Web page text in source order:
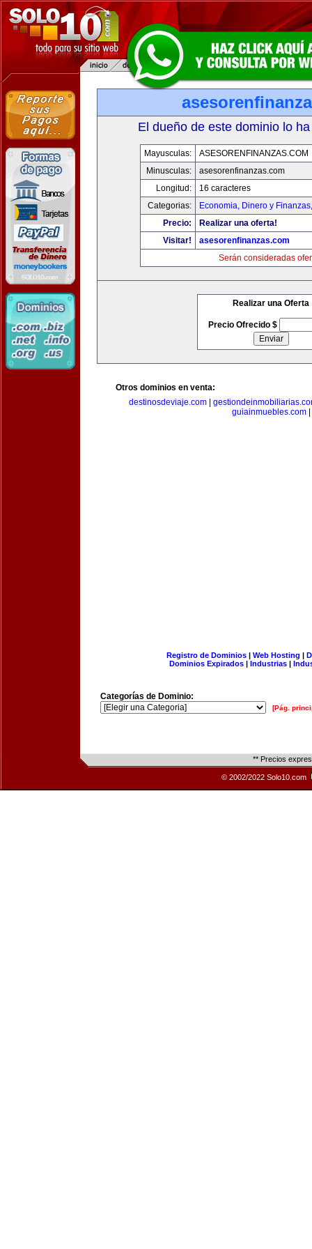
El dueño de este dominio lo
Mayusculas:
ASESORENFINANZAS.COM
Minusculas:
asesorenfinanzas.com
Longitud:
16 caracteres
Categorias:
Economia, Dinero y Finanzas
Precio:
Realizar una oferta!
Visitar!
asesorenfinanzas.com
Serán consideradas
Realizar una Oferta
Precio Ofrecido $
Otros dominios en venta:
destinosdeviaje.com|
guiainmuebles.com|
Registro de Dominios| Web Hosting |
Dominios Expirados | Industrias |
Categorías de Dominio:
[Pág.
** Precios
© 2002/2022 Solo10.com